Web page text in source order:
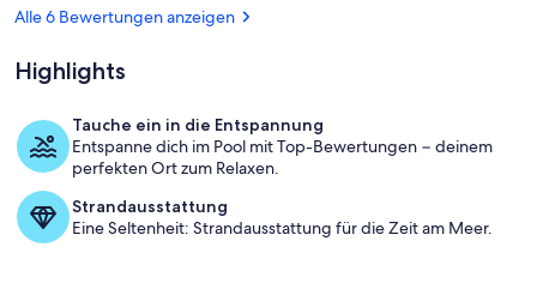
WiFi
and
AC,
COACHELLA,
Zimmer
Alle 6 Bewertungen anzeigen
Highlights
Tauche ein in die Entspannung
Entspanne dich im Pool mit Top-Bewertungen − deinem
perfekten Ort zum Relaxen.
Strandausstattung
Eine Seltenheit: Strandausstattung für die Zeit am Meer.